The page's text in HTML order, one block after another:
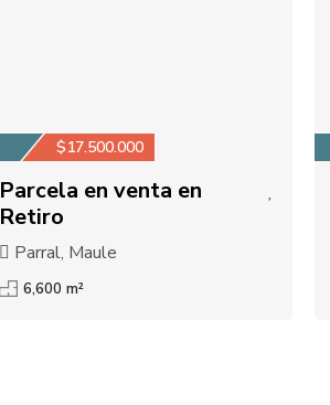
$17.500.000
Parcela en venta en
Retiro
Parral, Maule
6,600 m²